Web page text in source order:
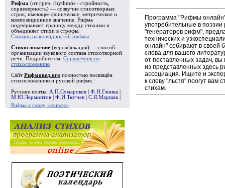
Рифма (от греч. rhythmós - стройность,
соразмерность) — созвучие стихотворных
строк, имеющее фоническое, метрическое и
композиционное значение. Рифма
подчёркивает границу между стихами и
объединяет стихи в строфы
Словарь разновидностей рифмы
Стихосложение (версификация) — способ
организации звукового состава стихотворной
речи. Подробнее см. Справочник по
стихосложению
Сайт Рифмовед.org полностью посвящён
стихосложению и русской рифме.
Русские поэты: А.П.Сумароков Ф.Н.Глинка
М.Ю.Лермонтов
Ф.И.Тютчев С.Я.Маршак
Рифма к слову «живлю»
Программа "Рифмы
употребительные в
"генераторов рифм",
технических и
онлайн" собирают в своей
слова для вашего
от поставленных задач,
из представленных здесь
ассоциация. Ищите и
к слову "льстя" поогут
стихам.